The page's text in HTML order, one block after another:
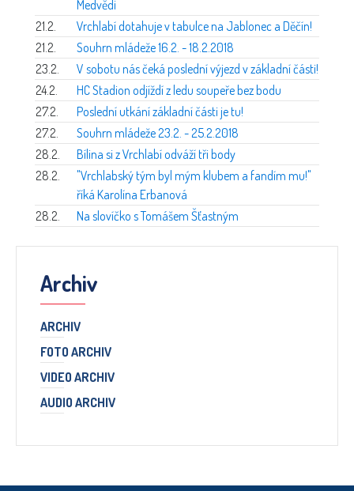
Medvědi
21.2.
Vrchlabí dotahuje v tabulce na Jablonec a Děčín!
21.2.
Souhrn mládeže 16.2. - 18.2.2018
23.2.
V sobotu nás čeká poslední výjezd v základní části!
24.2.
HC Stadion odjíždí z ledu soupeře bez bodu
27.2.
Poslední utkání základní části je tu!
27.2.
Souhrn mládeže 23.2. - 25.2.2018
28.2.
Bílina si z Vrchlabí odváží tři body
28.2.
"Vrchlabský tým byl mým klubem a fandím mu!"
říká Karolína Erbanová
28.2.
Na slovíčko s Tomášem Šťastným
Archiv
ARCHIV
FOTO ARCHIV
VIDEO ARCHIV
AUDIO ARCHIV